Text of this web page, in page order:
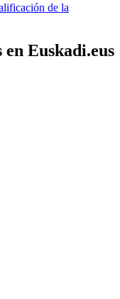
de la
en Euskadi.eus